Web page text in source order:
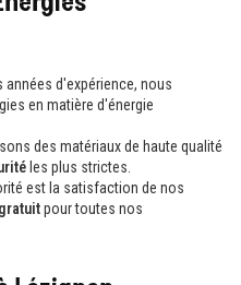
années d'expérience, nous
en matière d'énergie
des matériaux de haute qualité
les plus strictes.
est la satisfaction de nos
pour toutes nos